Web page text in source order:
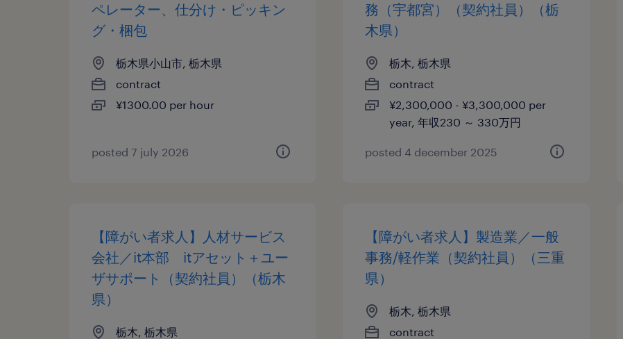
ペレーター、仕分け・ピッキン
グ・梱包
栃木県小山市, 栃木県
contract
¥1300.00 per hour
posted 7 july 2026
務（宇都宮）（契約社員）（栃
木県）
栃木, 栃木県
contract
¥2,300,000 - ¥3,300,000 per
year, 年収230 ～ 330万円
posted 4 december 2025
【障がい者求人】人材サービス
会社／it本部 itアセット＋ユー
ザサポート（契約社員）（栃木
県）
栃木, 栃木県
【障がい者求人】製造業／一般
事務/軽作業（契約社員）（三重
県）
栃木, 栃木県
contract